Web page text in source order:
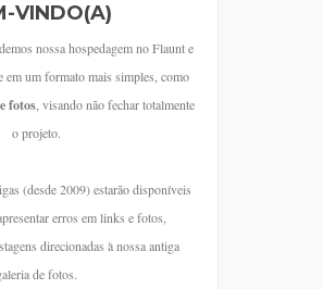
VINDO(A)
nossa hospedagem no Flaunt e
em um formato mais simples, como
fotos, visando não fechar totalmente
o projeto.
(desde 2009) estarão disponíveis
erros em links e fotos,
direcionadas à nossa antiga
de fotos.